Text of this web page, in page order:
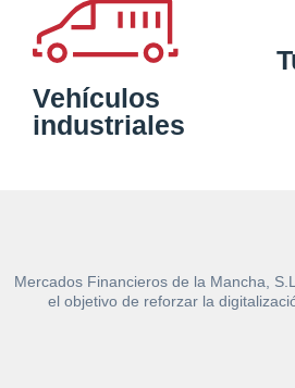
Vehículos
industriales
Mercados Financieros de la Mancha,
el objetivo de reforzar la